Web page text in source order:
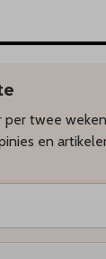
per twee
en